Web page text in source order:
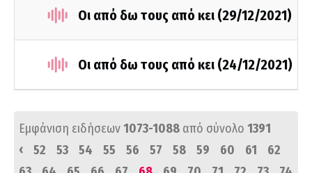
Οι από δω τους από κει (29/12/2021)
Οι από δω τους από κει (24/12/2021)
Εμφάνιση ειδήσεων1073-1088 από σύνολο 1391
‹
52 53 54 55 56 57 58 59 60 61
62